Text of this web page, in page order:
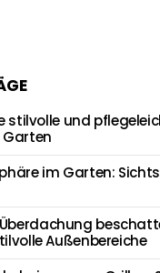
stilvolle und
im Garten:
Außenbereiche